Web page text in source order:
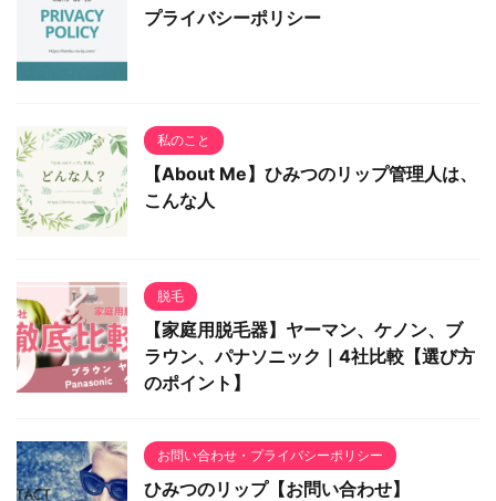
プライバシーポリシー
私のこと
【About Me】ひみつのリップ管理人は、
こんな人
脱毛
【家庭用脱毛器】ヤーマン、ケノン、ブ
ラウン、パナソニック｜4社比較【選び方
のポイント】
お問い合わせ・プライバシーポリシー
ひみつのリップ【お問い合わせ】